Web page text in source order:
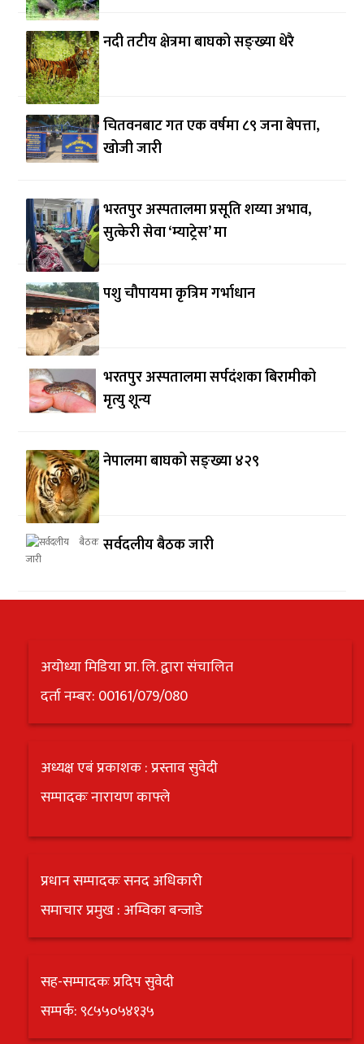
नदी तटीय क्षेत्रमा बाघको सङ्ख्या धेरै
चितवनबाट गत एक वर्षमा ८९ जना बेपत्ता,
खोजी जारी
भरतपुर अस्पतालमा प्रसूति शय्या अभाव,
सुत्केरी सेवा ‘म्याट्रेस’ मा
पशु चौपायमा कृत्रिम गर्भाधान
भरतपुर अस्पतालमा सर्पदंशका बिरामीको
मृत्यु शून्य
नेपालमा बाघको सङ्ख्या ४२९
सर्वदलीय बैठक जारी
अयोध्या मिडिया प्रा. लि. द्वारा संचालित
दर्ता नम्बर: 00161/079/080
अध्यक्ष एबं प्रकाशक : प्रस्ताव सुवेदी
सम्पादकः नारायण काफ्ले
प्रधान सम्पादकः सनद अधिकारी
समाचार प्रमुख : अम्विका बन्जाडे
सह-सम्पादकः प्रदिप सुवेदी
सम्पर्क: ९८५५०५४१३५